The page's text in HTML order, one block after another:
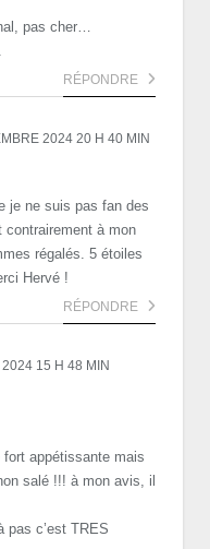
pas cher…
RÉPONDRE
2024 20 H 40 MIN
je ne suis pas fan des
contrairement à mon
régalés. 5 étoiles
Hervé !
RÉPONDRE
15 H 48 MIN
appétissante mais
salé !!! à mon avis, il
pas c’est TRES